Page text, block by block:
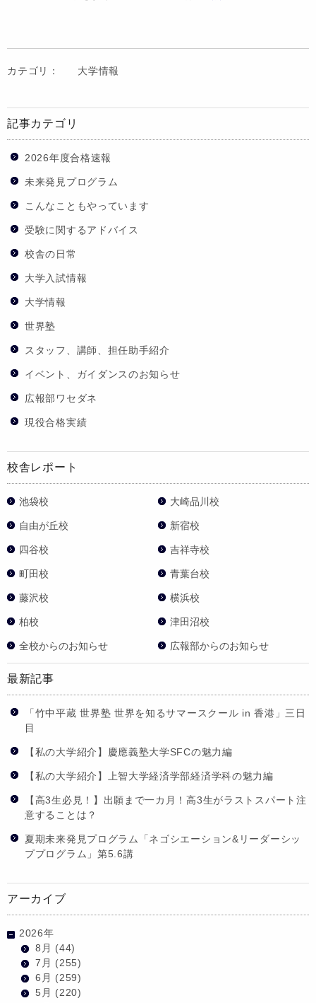
カテゴリ： 大学情報
記事カテゴリ
2026年度合格速報
未来発見プログラム
こんなこともやっています
受験に関するアドバイス
校舎の日常
大学入試情報
大学情報
世界塾
スタッフ、講師、担任助手紹介
イベント、ガイダンスのお知らせ
広報部ワセダネ
現役合格実績
校舎レポート
池袋校 大崎品川校
自由が丘校 新宿校
四谷校 吉祥寺校
町田校 青葉台校
藤沢校 横浜校
柏校 津田沼校
全校からのお知らせ 広報部からのお知らせ
最新記事
「竹中平蔵 世界塾 世界を知るサマースクール in 香港」三日
目
【私の大学紹介】慶應義塾大学SFCの魅力編
【私の大学紹介】上智大学経済学部経済学科の魅力編
【高3生必見！】出願まで一カ月！高3生がラストスパート注
意することは？
夏期未来発見プログラム「ネゴシエーション&リーダーシッ
ププログラム」第5.6講
アーカイブ
2026年
8月 (44)
7月 (255)
6月 (259)
5月 (220)